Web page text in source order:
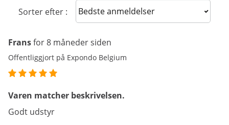
Sorter efter : Sort reviews
Fransfor 8 måneder siden
Offentliggjort på Expondo Belgium
Varen matcher beskrivelsen.
Godt udstyr